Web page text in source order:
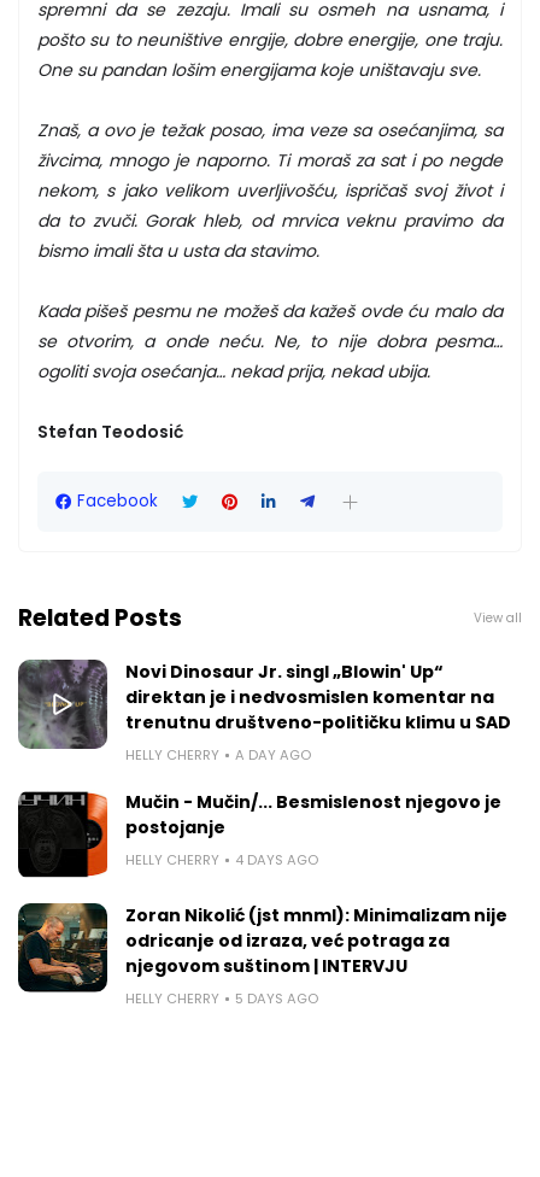
spremni da se zezaju. Imali su osmeh na usnama, i
pošto su to neuništive enrgije, dobre energije, one traju.
One su pandan lošim energijama koje uništavaju sve.
Znaš, a ovo je težak posao, ima veze sa osećanjima, sa
živcima, mnogo je naporno. Ti moraš za sat i po negde
nekom, s jako velikom uverljivošću, ispričaš svoj život i
da to zvuči. Gorak hleb, od mrvica veknu pravimo da
bismo imali šta u usta da stavimo.
Kada pišeš pesmu ne možeš da kažeš ovde ću malo da
se otvorim, a onde neću. Ne, to nije dobra pesma…
ogoliti svoja osećanja… nekad prija, nekad ubija.
Stefan Teodosić
Facebook
Related Posts View all
Novi Dinosaur Jr. singl „Blowin' Up“
direktan je i nedvosmislen komentar na
trenutnu društveno-političku klimu u SAD
HELLY CHERRY A DAY AGO
Mučin - Mučin/... Besmislenost njegovo je
postojanje
HELLY CHERRY 4 DAYS AGO
Zoran Nikolić (jst mnml): Minimalizam nije
odricanje od izraza, već potraga za
njegovom suštinom | INTERVJU
HELLY CHERRY 5 DAYS AGO